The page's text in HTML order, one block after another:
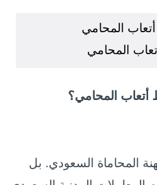
المحامي
المحامي؟
المحاماة السعودي. بل